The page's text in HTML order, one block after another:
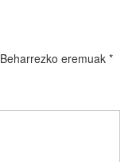
Beharrezko eremuak *